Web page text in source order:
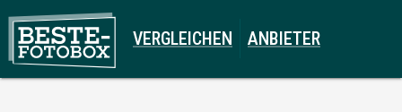
VERGLEICHEN ANBIETER